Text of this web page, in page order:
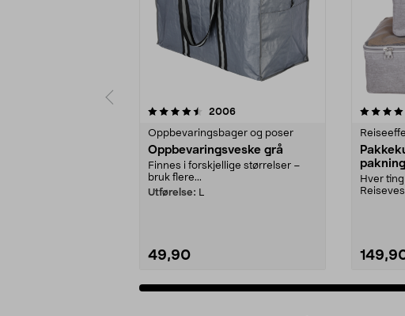
2006anmeldelser
Oppbevaringsbager og poser
Oppbevaringsveske grå
Finnes i forskjellige størrelser –
bruk flere...
Utførelse: L
49,90
4.5 av 5 stjerner
pakning
Hver